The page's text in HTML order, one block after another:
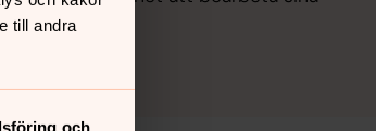
till andra
och